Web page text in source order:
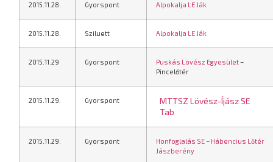
2015.11.28. Gyorspont Alpokalja LE Ják
2015.11.28. Sziluett Alpokalja LE Ják
2015.11.29 Gyorspont Puskás Lövész Egyesület–
Pincelőtér
2015.11.29. Gyorspont
MTTSZ Lövész-Íjász SE
Tab
2015.11.29. Gyorspont
Honfoglalás SE – Hábencius Lőtér
Jászberény